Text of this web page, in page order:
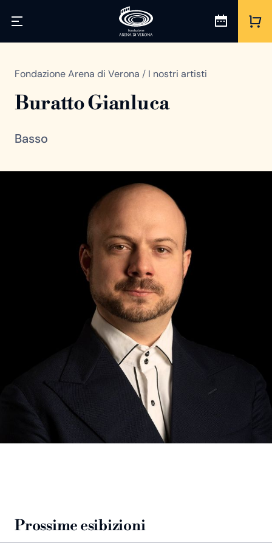
Fondazione Arena di Verona / I nostri artisti
Buratto Gianluca
Basso
Prossime esibizioni